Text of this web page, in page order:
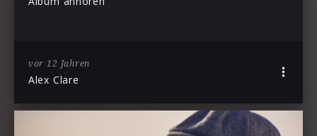
vor 12 Jahren
Alex Clare